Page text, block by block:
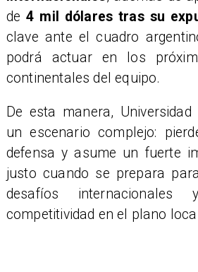
de 4 mil dólares tras su
clave ante el cuadro
podrá actuar en los
continentales del equipo.
De esta manera,
un escenario complejo:
defensa y asume un fuerte
justo cuando se prepara
desafíos
competitividad en el plano